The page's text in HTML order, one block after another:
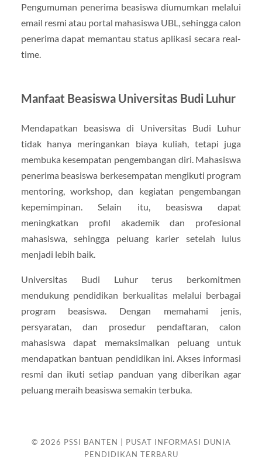
Pengumuman penerima beasiswa diumumkan melalui
email resmi atau portal mahasiswa UBL, sehingga calon
penerima dapat memantau status aplikasi secara real-
time.
Manfaat Beasiswa Universitas Budi Luhur
Mendapatkan beasiswa di Universitas Budi Luhur
tidak hanya meringankan biaya kuliah, tetapi juga
membuka kesempatan pengembangan diri. Mahasiswa
penerima beasiswa berkesempatan mengikuti program
mentoring, workshop, dan kegiatan pengembangan
kepemimpinan. Selain itu, beasiswa dapat
meningkatkan profil akademik dan profesional
mahasiswa, sehingga peluang karier setelah lulus
menjadi lebih baik.
Universitas Budi Luhur terus berkomitmen
mendukung pendidikan berkualitas melalui berbagai
program beasiswa. Dengan memahami jenis,
persyaratan, dan prosedur pendaftaran, calon
mahasiswa dapat memaksimalkan peluang untuk
mendapatkan bantuan pendidikan ini. Akses informasi
resmi dan ikuti setiap panduan yang diberikan agar
peluang meraih beasiswa semakin terbuka.
© 2026 PSSI BANTEN | PUSAT INFORMASI DUNIA
PENDIDIKAN TERBARU